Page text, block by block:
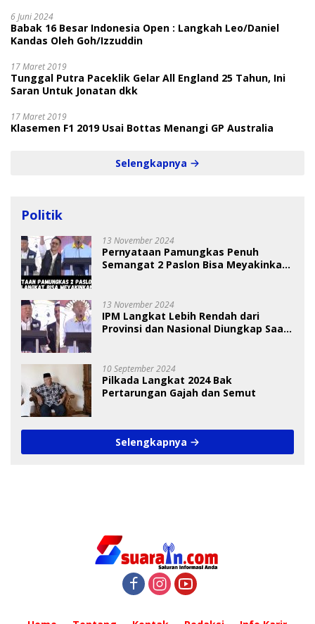
6 Juni 2024
Babak 16 Besar Indonesia Open : Langkah Leo/Daniel
Kandas Oleh Goh/Izzuddin
17 Maret 2019
Tunggal Putra Paceklik Gelar All England 25 Tahun, Ini
Saran Untuk Jonatan dkk
17 Maret 2019
Klasemen F1 2019 Usai Bottas Menangi GP Australia
Selengkapnya
Politik
13 November 2024
Pernyataan Pamungkas Penuh
Semangat 2 Paslon Bisa Meyakinkan
13 November 2024
IPM Langkat Lebih Rendah dari
Provinsi dan Nasional Diungkap Saat
10 September 2024
Pilkada Langkat 2024 Bak
Pertarungan Gajah dan Semut
Selengkapnya